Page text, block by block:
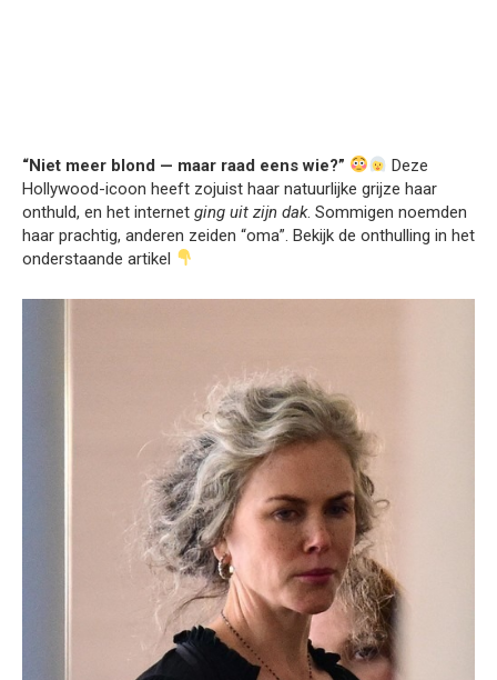
“Niet meer blond — maar raad eens wie?”
Deze
Hollywood-icoon heeft zojuist haar natuurlijke grijze haar
onthuld, en het internet ging uit zijn dak. Sommigen noemden
haar prachtig, anderen zeiden “oma”. Bekijk de onthulling in het
onderstaande artikel